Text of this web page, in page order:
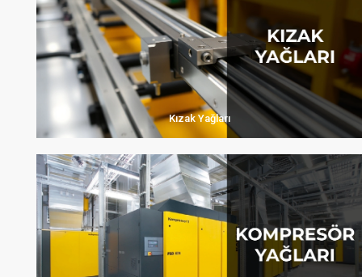
Kızak Yağları